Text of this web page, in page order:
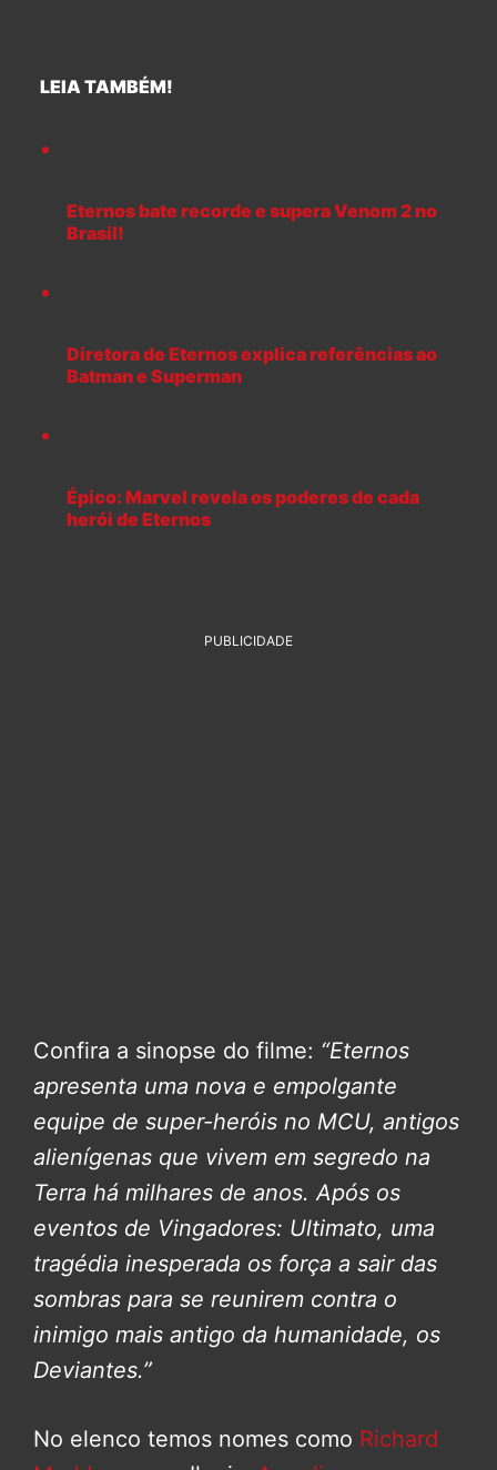
LEIA TAMBÉM!
Eternos bate recorde e supera Venom 2 no
Brasil!
Diretora de Eternos explica referências ao
Batman e Superman
Épico: Marvel revela os poderes de cada
herói de Eternos
PUBLICIDADE
Confira a sinopse do filme: “Eternos
apresenta uma nova e empolgante
equipe de super-heróis no MCU, antigos
alienígenas que vivem em segredo na
Terra há milhares de anos. Após os
eventos de Vingadores: Ultimato, uma
tragédia inesperada os força a sair das
sombras para se reunirem contra o
inimigo mais antigo da humanidade, os
Deviantes.”
No elenco temos nomes como Richard